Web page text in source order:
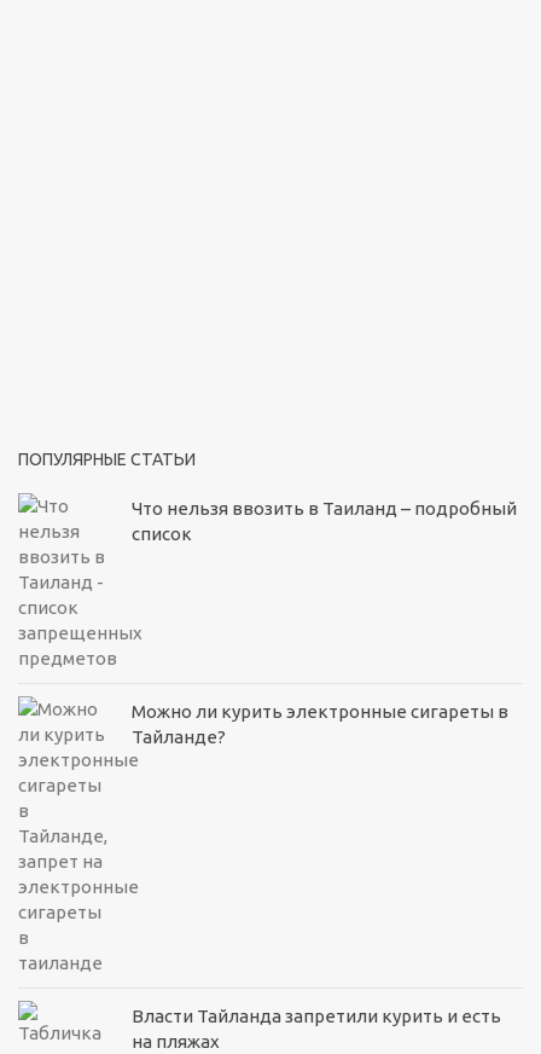
ПОПУЛЯРНЫЕ СТАТЬИ
Что нельзя ввозить в Таиланд – подробный
список
Можно ли курить электронные сигареты в
Тайланде?
Власти Тайланда запретили курить и есть
на пляжах